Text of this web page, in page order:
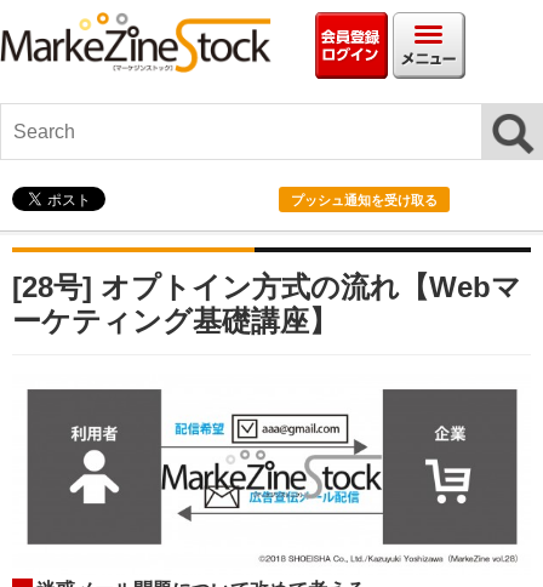
会員情報ログ
プッシュ通知を受け取る
[28号] オプトイン方式の流れ【Webマ
ーケティング基礎講座】